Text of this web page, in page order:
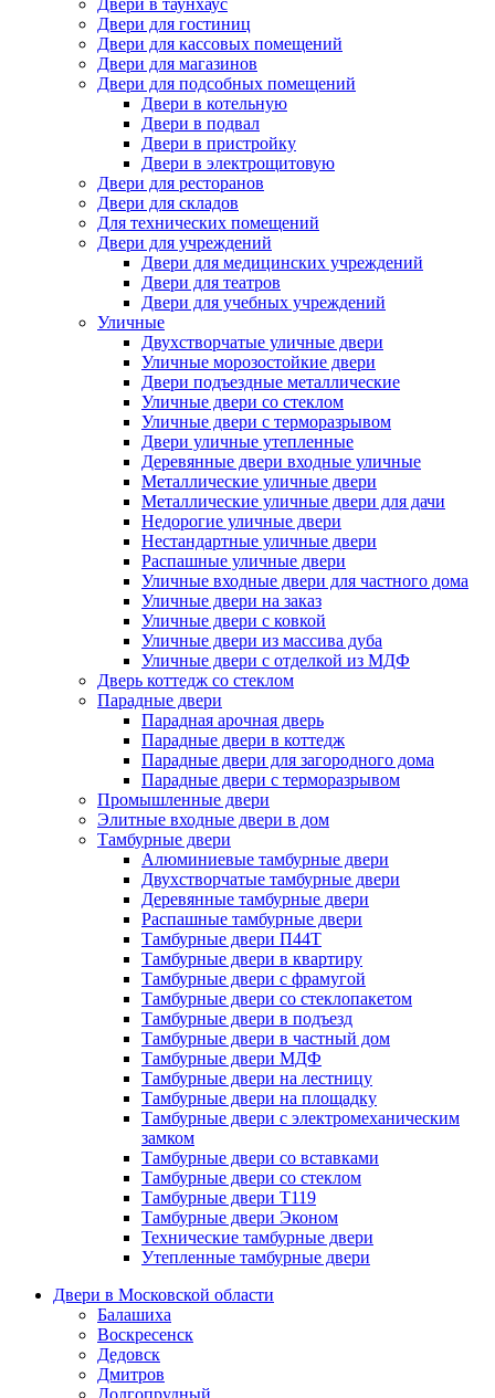
Двери в таунхаус
Двери для гостиниц
Двери для кассовых помещений
Двери для магазинов
Двери для подсобных помещений
Двери в котельную
Двери в подвал
Двери в пристройку
Двери в электрощитовую
Двери для ресторанов
Двери для складов
Для технических помещений
Двери для учреждений
Двери для медицинских учреждений
Двери для театров
Двери для учебных учреждений
Уличные
Двухстворчатые уличные двери
Уличные морозостойкие двери
Двери подъездные металлические
Уличные двери со стеклом
Уличные двери с терморазрывом
Двери уличные утепленные
Деревянные двери входные уличные
Металлические уличные двери
Металлические уличные двери для дачи
Недорогие уличные двери
Нестандартные уличные двери
Распашные уличные двери
Уличные входные двери для частного дома
Уличные двери на заказ
Уличные двери с ковкой
Уличные двери из массива дуба
Уличные двери с отделкой из МДФ
Дверь коттедж со стеклом
Парадные двери
Парадная арочная дверь
Парадные двери в коттедж
Парадные двери для загородного дома
Парадные двери с терморазрывом
Промышленные двери
Элитные входные двери в дом
Тамбурные двери
Алюминиевые тамбурные двери
Двухстворчатые тамбурные двери
Деревянные тамбурные двери
Распашные тамбурные двери
Тамбурные двери П44Т
Тамбурные двери в квартиру
Тамбурные двери с фрамугой
Тамбурные двери со стеклопакетом
Тамбурные двери в подъезд
Тамбурные двери в частный дом
Тамбурные двери МДФ
Тамбурные двери на лестницу
Тамбурные двери на площадку
Тамбурные двери с электромеханическим
замком
Тамбурные двери со вставками
Тамбурные двери со стеклом
Тамбурные двери Т119
Тамбурные двери Эконом
Технические тамбурные двери
Утепленные тамбурные двери
Двери в Московской области
Балашиха
Воскресенск
Дедовск
Дмитров
Долгопрудный